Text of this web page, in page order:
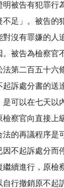
明被告有犯罪行
足」。被告的
對沒有罪嫌的人
被告為檢察官
第二百五十六
起訴處分書的送
可以在七天以
檢察官向直接上
的再議程序是
因不起訴處分而
續進行，原檢
行撤銷原不起